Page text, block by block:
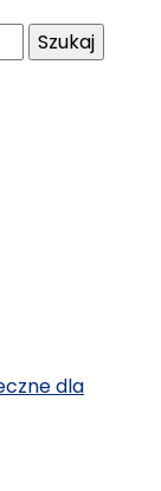
dla